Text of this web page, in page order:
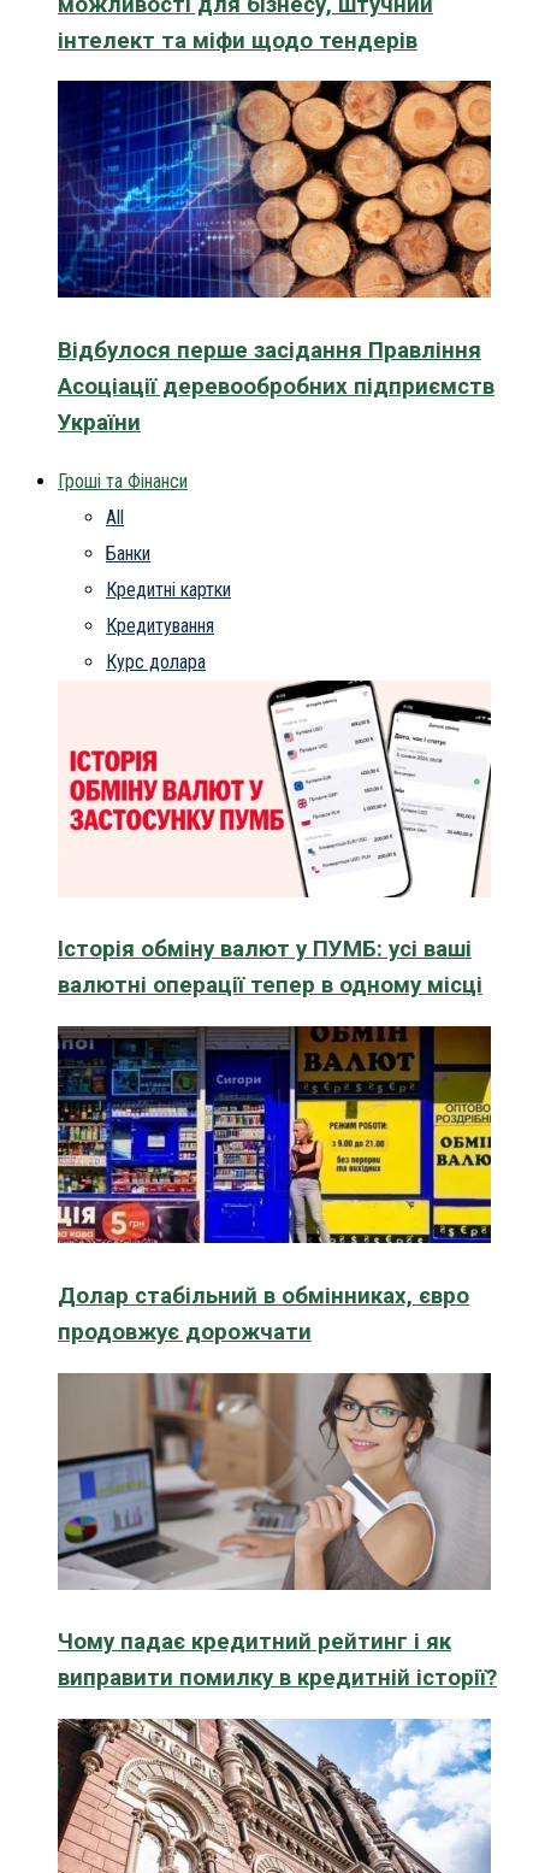
інтелект та міфи щодо тендерів
Відбулося перше засідання Правління
Асоціації деревообробних підприємств
України
Гроші та Фінанси
All
Банки
Кредитні картки
Кредитування
Курс долара
Історія обміну валют у ПУМБ: усі ваші
валютні операції тепер в одному місці
Долар стабільний в обмінниках, євро
продовжує дорожчати
Чому падає кредитний рейтинг і як
виправити помилку в кредитній історії?